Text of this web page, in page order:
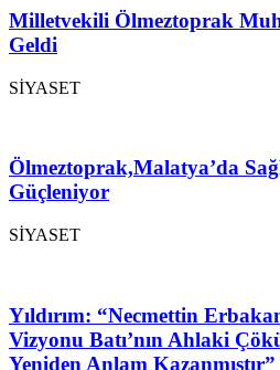
Milletvekili Ölmeztoprak
Geldi
SİYASET
Ölmeztoprak,Malatya’da
Güçleniyor
SİYASET
Yıldırım: “Necmettin
Vizyonu Batı’nın Ahlaki
Yeniden Anlam Kazanmıştır”